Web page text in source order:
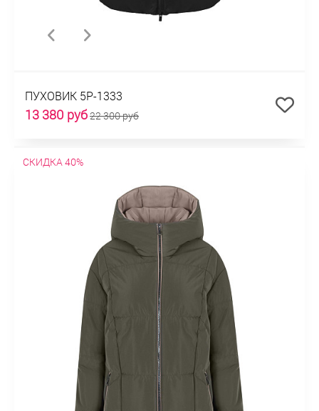
ПУХОВИК 5P-1333
13 380 руб22 300 руб
СКИДКА 40%